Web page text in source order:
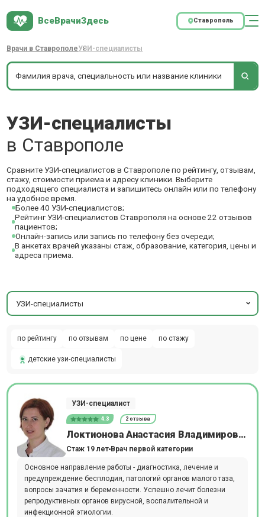
ВсеВрачиЗдесь Ставрополь
Врачи в СтаврополеУЗИ-специалисты
УЗИ-специалисты
в Ставрополе
Сравните УЗИ-специалистов в Ставрополе по рейтингу, отзывам,
стажу, стоимости приема и адресу клиники. Выберите
подходящего специалиста и запишитесь онлайн или по телефону
на удобное время.
Более 40 УЗИ-специалистов;
Рейтинг УЗИ-специалистов Ставрополя на основе 22 отзывов
пациентов;
Онлайн-запись или запись по телефону без очереди;
В анкетах врачей указаны стаж, образование, категория, цены и
адреса приема.
УЗИ-специалисты
по рейтингу по отзывам по цене по стажу
детские узи-специалисты
УЗИ-специалист
4.3 2 отзыва
Локтионова Анастасия Владимировна
Стаж 19 лет Врач первой категории
Основное направление работы - диагностика, лечение и
предупреждение бесплодия, патологий органов малого таза,
вопросы зачатия и беременности. Успешно лечит болезни
репродуктивных органов вирусной, воспалительной и
инфекционной этиологии.